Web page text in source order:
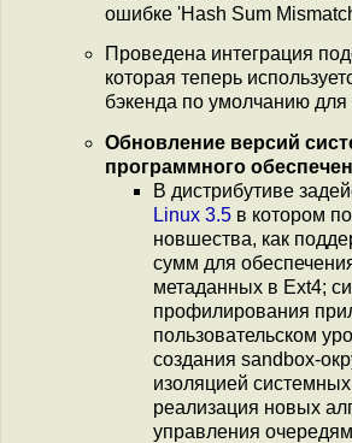
ошибке 'Hash Sum
Проведена интеграция
которая теперь
бэкенда по умолчанию для
Обновление версий
программного
В дистрибутиве
Linux 3.5 в котором
новшества, как
сумм для
метаданных в Ext4;
профилирования
пользовательском
создания sandbox-
изоляцией
реализация новых
управления